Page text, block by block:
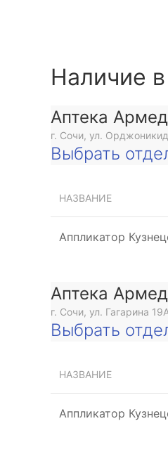
Наличие
Аптека
г. Сочи, ул.
Выбрать
НАЗВАНИЕ
Аппликатор
Аптека
г. Сочи, ул. Гагарина
Выбрать
НАЗВАНИЕ
Аппликатор